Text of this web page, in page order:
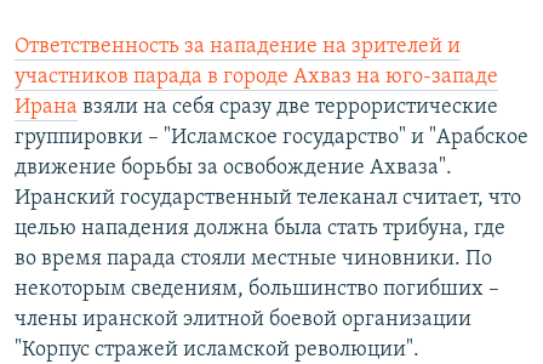
Ответственность за нападение на зрителей и
участников парада в городе Ахваз на юго-западе
Ирана взяли на себя сразу две террористические
группировки – "Исламское государство" и "Арабское
движение борьбы за освобождение Ахваза".
Иранский государственный телеканал считает, что
целью нападения должна была стать трибуна, где
во время парада стояли местные чиновники. По
некоторым сведениям, большинство погибших –
члены иранской элитной боевой организации
"Корпус стражей исламской революции".